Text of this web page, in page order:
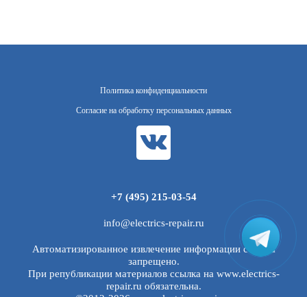
Политика конфиденциальности
Согласие на обработку персональных данных
+7 (495) 215-03-54
info@electrics-repair.ru
Автоматизированное извлечение информации с сайта
запрещено.
При републикации материалов ссылка на www.electrics-
repair.ru обязательна.